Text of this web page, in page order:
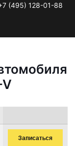
(495) 128-01-88
Записаться